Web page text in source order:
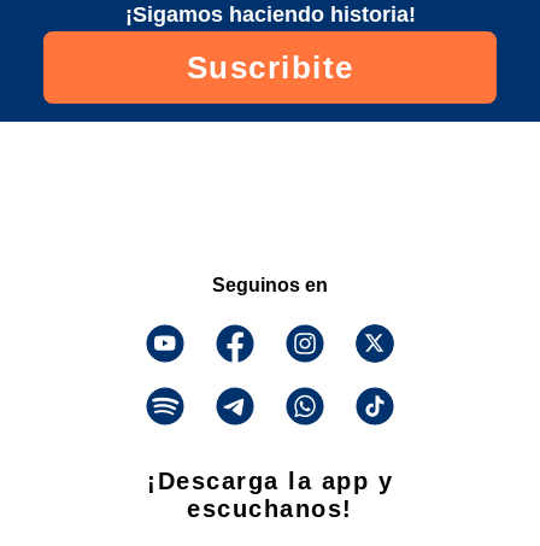
¡Sigamos haciendo historia!
Suscribite
Seguinos en
¡Descarga la app y
escuchanos!